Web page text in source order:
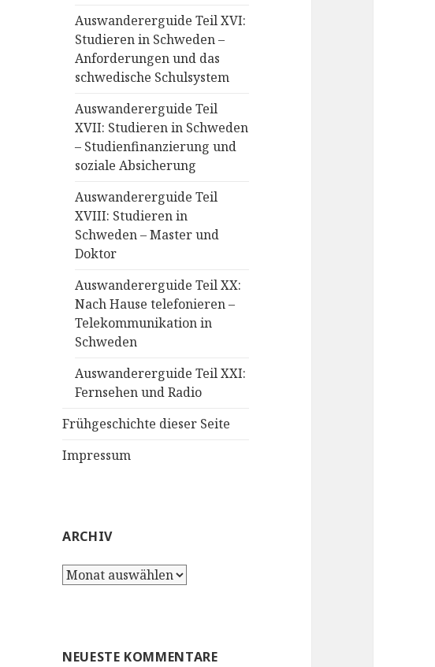
Auswandererguide Teil XVI:
Studieren in Schweden –
Anforderungen und das
schwedische Schulsystem
Auswandererguide Teil
XVII: Studieren in Schweden
– Studienfinanzierung und
soziale Absicherung
Auswandererguide Teil
XVIII: Studieren in
Schweden – Master und
Doktor
Auswandererguide Teil XX:
Nach Hause telefonieren –
Telekommunikation in
Schweden
Auswandererguide Teil XXI:
Fernsehen und Radio
Frühgeschichte dieser Seite
Impressum
ARCHIV
Archiv
NEUESTE KOMMENTARE